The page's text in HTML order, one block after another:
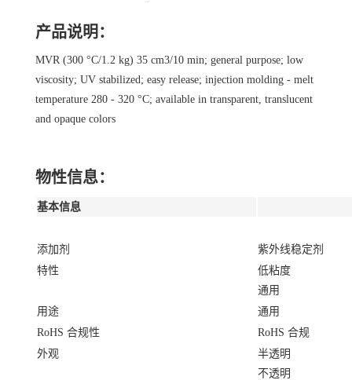
产品说明：
MVR (300 °C/1.2 kg) 35 cm3/10 min; general purpose; low
viscosity; UV stabilized; easy release; injection molding - melt
temperature 280 - 320 °C; available in transparent, translucent
and opaque colors
物性信息：
基本信息
添加剂
紫外线稳定剂
特性
低粘度
通用
用途
通用
RoHS 合规性
RoHS 合规
外观
半透明
不透明